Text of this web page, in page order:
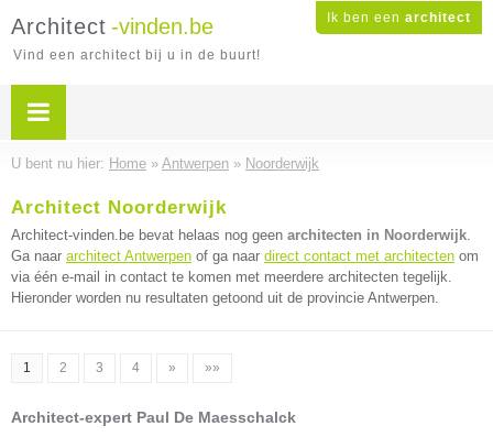
Ik ben een architect
Architect -vinden.be
Vind een architect bij u in de buurt!
U bent nu hier: Home » Antwerpen » Noorderwijk
Architect Noorderwijk
Architect-vinden.be bevat helaas nog geen architecten in Noorderwijk.
Ga naar architect Antwerpen of ga naar direct contact met architecten om
via één e-mail in contact te komen met meerdere architecten tegelijk.
Hieronder worden nu resultaten getoond uit de provincie Antwerpen.
1 2 3 4 » »»
Architect-expert Paul De Maesschalck